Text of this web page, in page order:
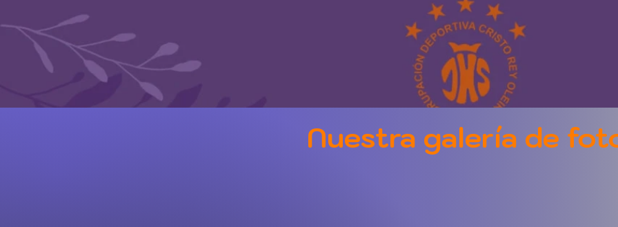
Nuestra galería de